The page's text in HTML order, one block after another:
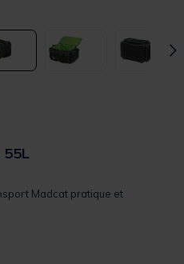
55L
Rating
Madcat pratique et